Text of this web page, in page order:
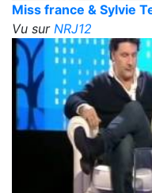
Miss france & Sylvie
Vu sur NRJ12